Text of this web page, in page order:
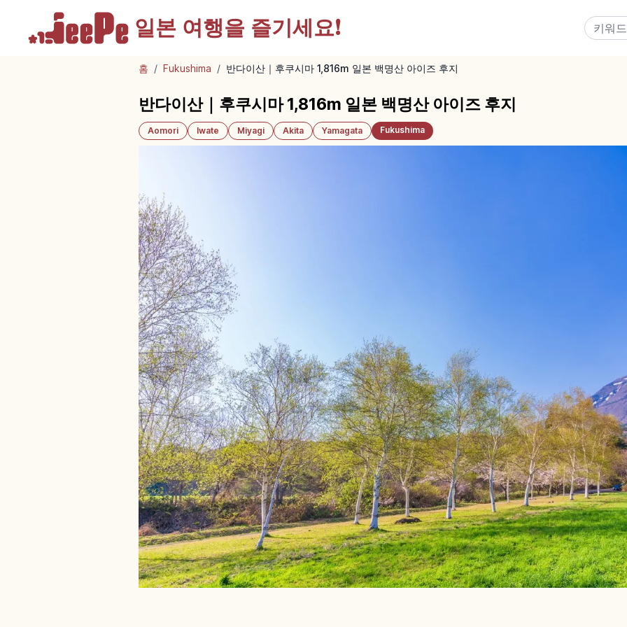
일본 여행을 즐기세요!
홈 / Fukushima / 반다이산｜후쿠시마 1,816m 일본 백명산 아이즈 후지
반다이산｜후쿠시마 1,816m 일본 백명산 아이즈 후지
Aomori Iwate Miyagi Akita Yamagata Fukushima